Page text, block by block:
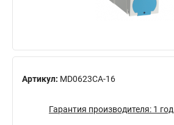
Артикул: MD0623CA-16
Гарантия производителя: 1 год